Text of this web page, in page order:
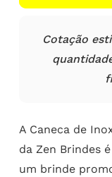
Cotação
A Caneca de
da Zen Brindes
um brinde